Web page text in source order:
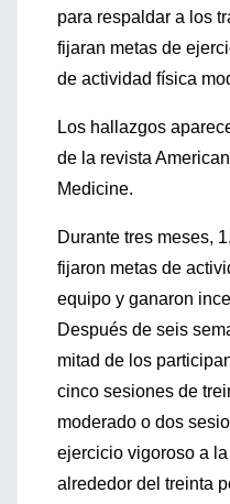
para respaldar a los
fijaran metas de
de actividad física
Los hallazgos
de la revista
Medicine.
Durante tres meses,
fijaron metas de
equipo y ganaron
Después de seis
mitad de los
cinco sesiones de
moderado o dos
ejercicio vigoroso a
alrededor del treinta